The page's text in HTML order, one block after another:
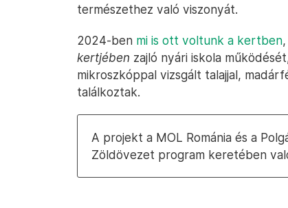
természethez való viszonyát.
2024-ben mi is ott voltunk a kertben
kertjében zajló nyári iskola
mikroszkóppal vizsgált talajjal,
találkoztak.
A projekt a MOL Románia és a
Zöldövezet program keretében